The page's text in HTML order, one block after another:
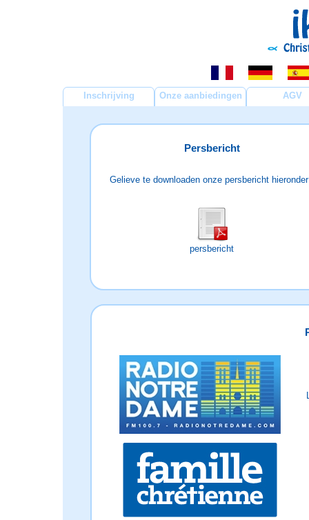
Inschrijving Onze aanbiedingen AGV
Persbericht
Gelieve te downloaden onze persbericht
persbericht